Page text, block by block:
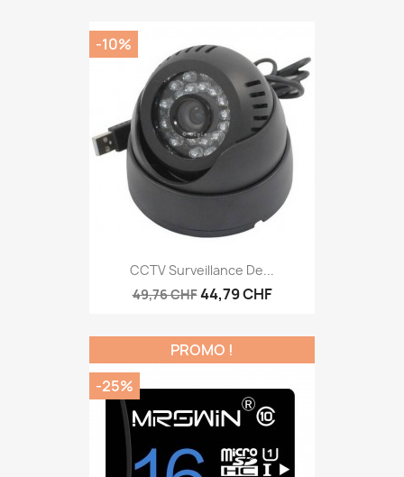
CCTV Surveillance De...
49,76 CHF44,79 CHF
-10%
PROMO !
-25%